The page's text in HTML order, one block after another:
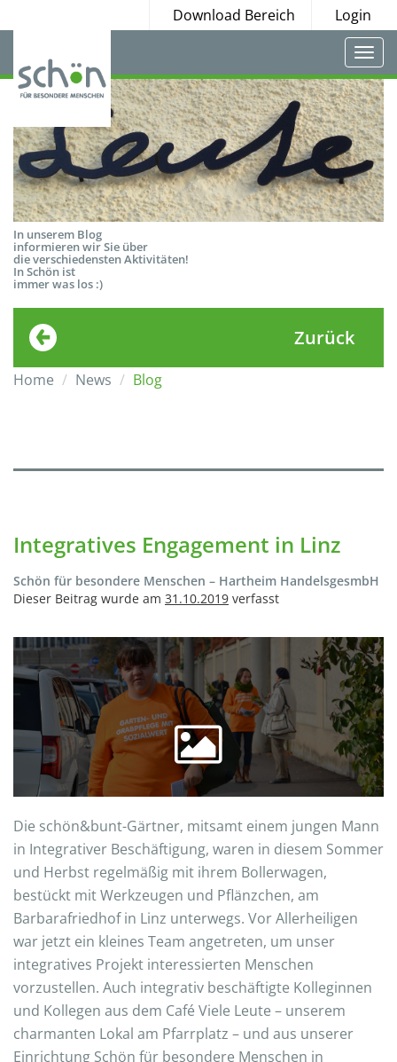
Download Bereich Login
In unserem Blog
informieren wir Sie über
die verschiedensten Aktivitäten!
In Schön ist
immer was los :)
Zurück
Home News Blog
Integratives Engagement in Linz
Schön für besondere Menschen – Hartheim HandelsgesmbH
Dieser Beitrag wurde am 31.10.2019 verfasst
Die schön&bunt-Gärtner, mitsamt einem jungen Mann
in Integrativer Beschäftigung, waren in diesem Sommer
und Herbst regelmäßig mit ihrem Bollerwagen,
bestückt mit Werkzeugen und Pflänzchen, am
Barbarafriedhof in Linz unterwegs. Vor Allerheiligen
war jetzt ein kleines Team angetreten, um unser
integratives Projekt interessierten Menschen
vorzustellen. Auch integrativ beschäftigte Kolleginnen
und Kollegen aus dem Café Viele Leute – unserem
charmanten Lokal am Pfarrplatz – und aus unserer
Einrichtung Schön für besondere Menschen in